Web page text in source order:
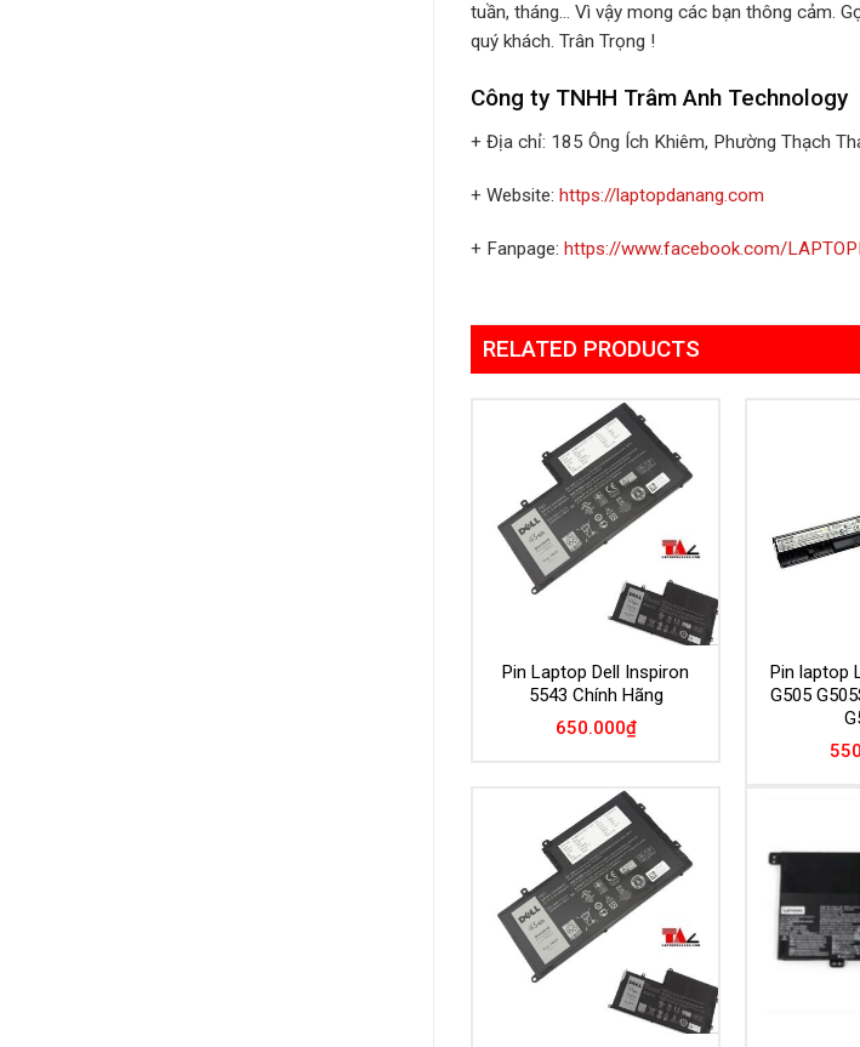
tuần, tháng… Vì vậy mong các bạn thông cảm.
quý khách. Trân Trọng !
Công ty TNHH Trâm Anh Technology
+ Địa chỉ: 185 Ông Ích Khiêm, Phường Thạch
+ Website: https://laptopdanang.com
+ Fanpage: https://www.facebook.com/
RELATED PRODUCTS
Add to
Wishlist
Pin Laptop Dell Inspiron
5543 Chính Hãng
650.000₫
Pin laptop
G505
Add to
Wishlist